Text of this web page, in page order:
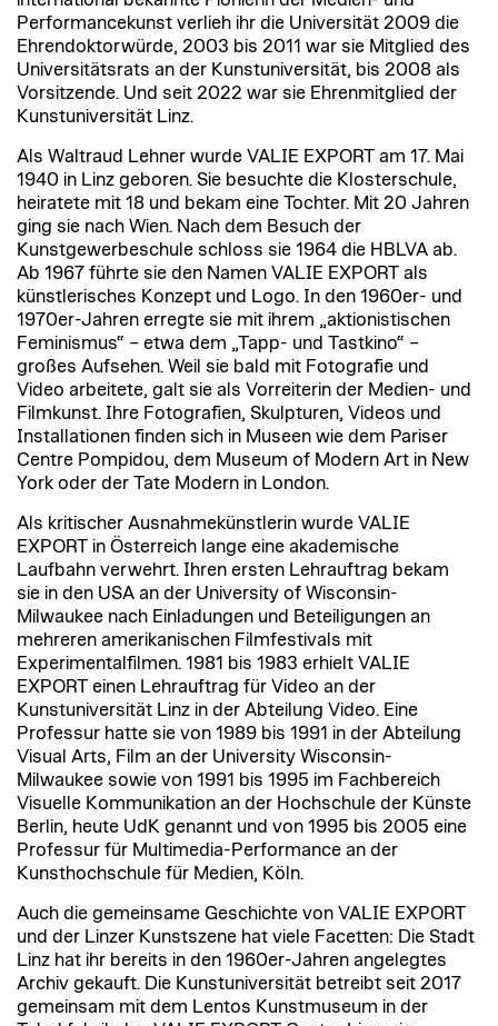
Performancekunst verlieh ihr die Universität 2009 die
Ehrendoktorwürde, 2003 bis 2011 war sie Mitglied des
Universitätsrats an der Kunstuniversität, bis 2008 als
Vorsitzende. Und seit 2022 war sie Ehrenmitglied der
Kunstuniversität Linz.
Als Waltraud Lehner wurde VALIE EXPORT am 17. Mai
1940 in Linz geboren. Sie besuchte die Klosterschule,
heiratete mit 18 und bekam eine Tochter. Mit 20 Jahren
ging sie nach Wien. Nach dem Besuch der
Kunstgewerbeschule schloss sie 1964 die HBLVA ab.
Ab 1967 führte sie den Namen VALIE EXPORT als
künstlerisches Konzept und Logo. In den 1960er- und
1970er-Jahren erregte sie mit ihrem „aktionistischen
Feminismus“ – etwa dem „Tapp- und Tastkino“ –
großes Aufsehen. Weil sie bald mit Fotografie und
Video arbeitete, galt sie als Vorreiterin der Medien- und
Filmkunst. Ihre Fotografien, Skulpturen, Videos und
Installationen finden sich in Museen wie dem Pariser
Centre Pompidou, dem Museum of Modern Art in New
York oder der Tate Modern in London.
Als kritischer Ausnahmekünstlerin wurde VALIE
EXPORT in Österreich lange eine akademische
Laufbahn verwehrt. Ihren ersten Lehrauftrag bekam
sie in den USA an der University of Wisconsin-
Milwaukee nach Einladungen und Beteiligungen an
mehreren amerikanischen Filmfestivals mit
Experimentalfilmen. 1981 bis 1983 erhielt VALIE
EXPORT einen Lehrauftrag für Video an der
Kunstuniversität Linz in der Abteilung Video. Eine
Professur hatte sie von 1989 bis 1991 in der Abteilung
Visual Arts, Film an der University Wisconsin-
Milwaukee sowie von 1991 bis 1995 im Fachbereich
Visuelle Kommunikation an der Hochschule der Künste
Berlin, heute UdK genannt und von 1995 bis 2005 eine
Professur für Multimedia-Performance an der
Kunsthochschule für Medien, Köln.
Auch die gemeinsame Geschichte von VALIE EXPORT
und der Linzer Kunstszene hat viele Facetten: Die Stadt
Linz hat ihr bereits in den 1960er-Jahren angelegtes
Archiv gekauft. Die Kunstuniversität betreibt seit 2017
gemeinsam mit dem Lentos Kunstmuseum in der